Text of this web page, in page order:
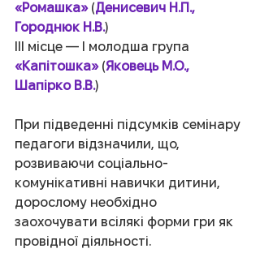
«Ромашка» (Денисевич Н.П.,
Городнюк Н.В.)
ІІІ місце — І молодша група
«Капітошка» (Яковець М.О.,
Шапірко В.В.)
При підведенні підсумків семінару
педагоги відзначили, що,
розвиваючи соціально-
комунікативні навички дитини,
дорослому необхідно
заохочувати всілякі форми гри як
провідної діяльності.